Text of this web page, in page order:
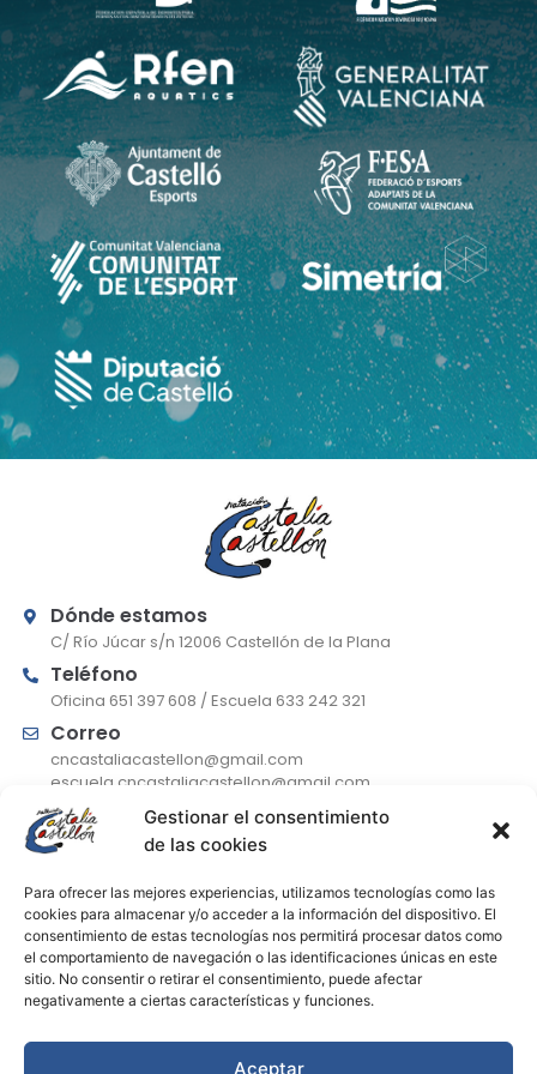
Gestionar el consentimiento
de las cookies
Para ofrecer las mejores experiencias, utilizamos tecnologías como las
cookies para almacenar y/o acceder a la información del dispositivo. El
consentimiento de estas tecnologías nos permitirá procesar datos como
el comportamiento de navegación o las identificaciones únicas en este
sitio. No consentir o retirar el consentimiento, puede afectar
negativamente a ciertas características y funciones.
Aceptar
Dónde estamos
C/ Río Júcar s/n 12006 Castellón de la Plana
Teléfono
Oficina 651 397 608 / Escuela 633 242 321
Correo
cncastaliacastellon@gmail.com
escuela.cncastaliacastellon@gmail.com
De lunes a jueves
9:30-13:30 (atención telefónica) / 17:00-19:00
Viernes
9:30-13:30 (atención telefónica)
Julio